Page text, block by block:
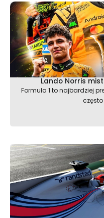
Lando Norris
Formuła 1 to najbardziej